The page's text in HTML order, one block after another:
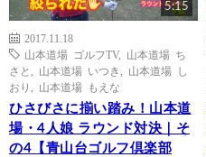
5:15
2017.11.18
山本道場 ゴルフTV, 山本道場 ち
さと
山本道場 いつき
山本道場 し
おり
山本道場 もえな
ひさびさに揃い踏み！山本道
場・4人娘 ラウンド対決｜そ
の4【青山台ゴルフ倶楽部